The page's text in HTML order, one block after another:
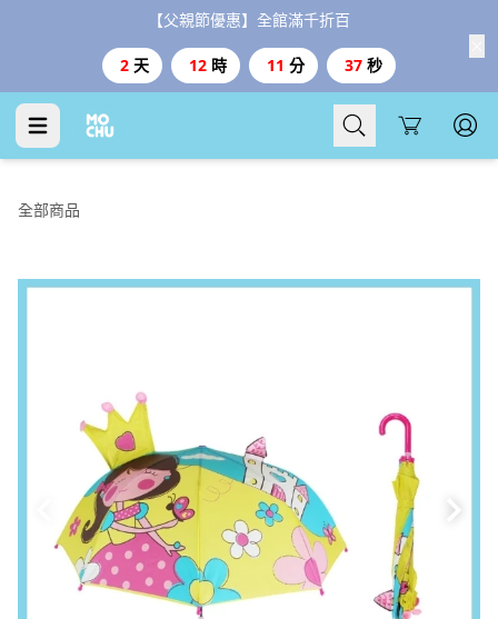
【父親節優惠】全館滿千折百
2 天 12 時 11 分 36 秒
Cart
全部商品